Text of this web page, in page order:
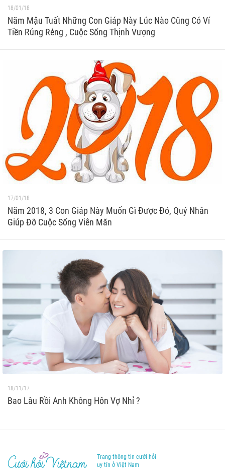
18/01/18
Năm Mậu Tuất Những Con Giáp Này Lúc Nào Cũng Có Ví
Tiền Rủng Rẻng , Cuộc Sống Thịnh Vượng
17/01/18
Năm 2018, 3 Con Giáp Này Muốn Gì Được Đó, Quý Nhân
Giúp Đỡ Cuộc Sống Viên Mãn
18/11/17
Bao Lâu Rồi Anh Không Hôn Vợ Nhỉ ?
Trang thông tin cưới hỏi
uy tín ở Việt Nam